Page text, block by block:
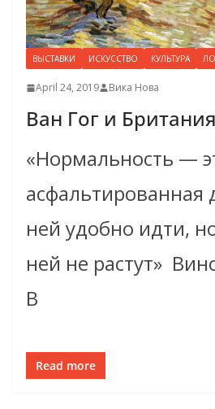
ВЫСТАВКИ ИСКУССТВО КУЛЬТУРА
April 24, 2019 Вика Нова
Ван Гог и Британия
«Нормальность —
асфальтированная
ней удобно идти,
ней не растут»
В
Read more